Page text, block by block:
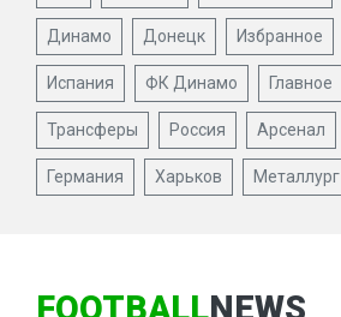
Динамо Донецк Избранное
Испания ФК Динамо Главное
Трансферы Россия Арсенал
Германия Харьков Металлург
FOOTBALLNEWS